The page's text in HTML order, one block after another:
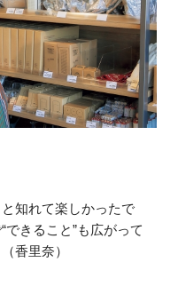
知れて楽しかったで
きること”も広がって
香里奈）